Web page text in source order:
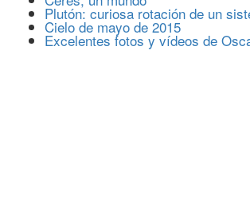
Plutón: curiosa rotación de un
Cielo de mayo de 2015
Excelentes fotos y vídeos de